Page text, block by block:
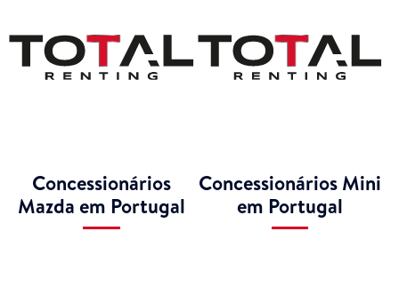
Concessionários
Mazda em Portugal
Concessionários Mini
em Portugal